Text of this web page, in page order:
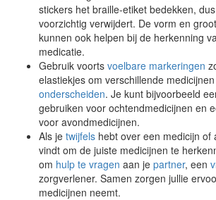
stickers het braille-etiket bedekken,
voorzichtig verwijdert. De vorm en
kunnen ook helpen bij de herkenning
medicatie.
Gebruik voorts voelbare markeringen
elastiekjes om verschillende medicijnen
onderscheiden. Je kunt bijvoorbeeld
gebruiken voor ochtendmedicijnen en
voor avondmedicijnen.
Als je twijfels hebt over een medicijn of
vindt om de juiste medicijnen te
om hulp te vragen aan je partner, een
zorgverlener. Samen zorgen jullie
medicijnen neemt.